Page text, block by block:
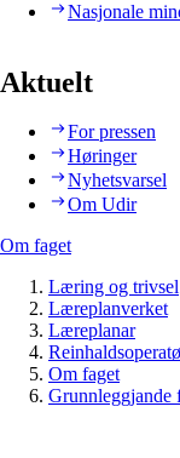
Nasjonale
Aktuelt
For pressen
Høringer
Nyhetsvarsel
Om Udir
Om faget
Læring og trivsel
Læreplanverket
Læreplanar
Om faget
Grunnleggjande